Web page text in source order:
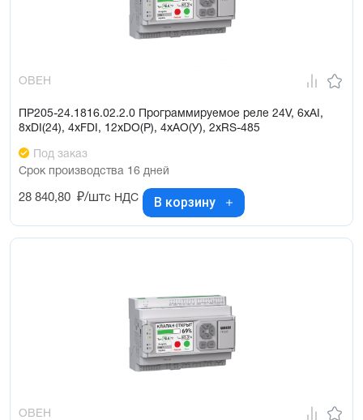
ОВЕН
ПР205-24.1816.02.2.0 Программируемое реле 24V, 6xAI,
8xDI(24), 4xFDI, 12xDO(Р), 4xAO(У), 2xRS-485
Под заказ
Срок производства 16 дней
28 840,80 ₽/штс НДС В корзину
ОВЕН